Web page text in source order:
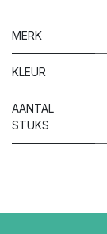
MERK
KLEUR
AANTAL
STUKS